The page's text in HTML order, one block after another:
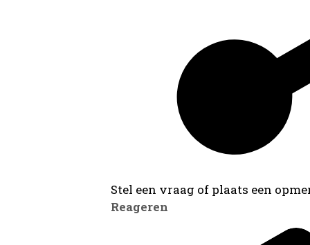
Stel een vraag of plaats een
Reageren